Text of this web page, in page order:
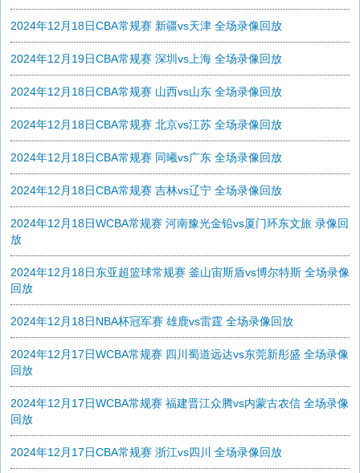
2024年12月18日CBA常规赛 新疆vs天津 全场录像回放
2024年12月19日CBA常规赛 深圳vs上海 全场录像回放
2024年12月18日CBA常规赛 山西vs山东 全场录像回放
2024年12月18日CBA常规赛 北京vs江苏 全场录像回放
2024年12月18日CBA常规赛 同曦vs广东 全场录像回放
2024年12月18日CBA常规赛 吉林vs辽宁 全场录像回放
2024年12月18日WCBA常规赛 河南豫光金铅vs厦门环东文旅 录像回
放
2024年12月18日东亚超篮球常规赛 釜山宙斯盾vs博尔特斯 全场录像
回放
2024年12月18日NBA杯冠军赛 雄鹿vs雷霆 全场录像回放
2024年12月17日WCBA常规赛 四川蜀道远达vs东莞新彤盛 全场录像
回放
2024年12月17日WCBA常规赛 福建晋江众腾vs内蒙古农信 全场录像
回放
2024年12月17日CBA常规赛 浙江vs四川 全场录像回放